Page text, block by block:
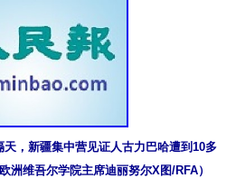
，新疆集中营见证人古力巴哈遭到10多
洲维吾尔学院主席迪丽努尔X图/RFA）